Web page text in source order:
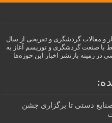
و مقالات گردشگری و تفریحی از سال
با صنعت گردشگری و توریسم آغاز به
زمینه بازنشر اخبار این حوزه‌ها
دستی تا برگزاری جشن